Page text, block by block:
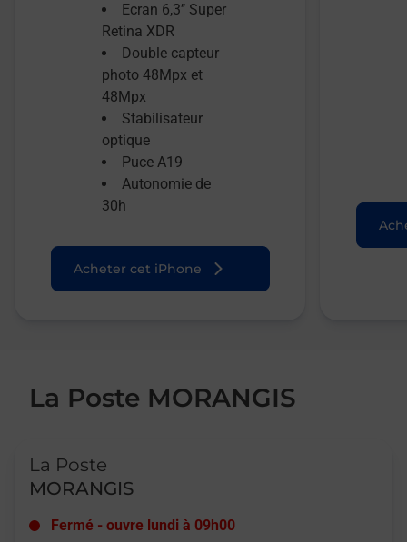
Ecran 6,3’’ Super
Retina XDR
Double capteur
photo 48Mpx et
48Mpx
Stabilisateur
optique
Puce A19
Autonomie de
30h
Acheter cet iPhone
La Poste MORANGIS
La Poste
MORANGIS
Fermé - ouvre lundi à 09h00